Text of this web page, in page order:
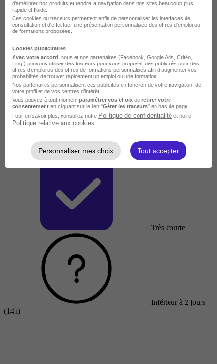
Très courte
Inférieur à 2 jours
(14h)
d'améliorer nos produits et rendre la navigation dans nos sites beaucoup plus
rapide et fluide.
Ces cookies ou traceurs permettent enfin de personnaliser les interfaces de
consultation et d'effectuer une présentation personnalisée des offres d'emploi ou
de formations proposées.
Cookies publicitaires
Avec votre accord , nous et nos partenaires (Facebook, Google Ads , Critéo,
Bing,) pouvons utiliser des traceurs pour vous proposer des publicités pour des
offres d’emploi ou des offres de formations personnalisés afin d’augmenter vos
probabilités de trouver rapidement un emploi ou une formation.
Nos partenaires personnalisent ces publicités en fonction de votre navigation, de
votre profil et de vos centres d’intérêt.
Vous pouvez à tout moment paramétrer vos choix ou retirer votre
consentement en cliquant sur le lien "Gérer les traceurs" en bas de page.
Pour en savoir plus, consultez notre Politique de confidentialité et notre
Politique relative aux cookies
Personnaliser mes choix Tout accepter